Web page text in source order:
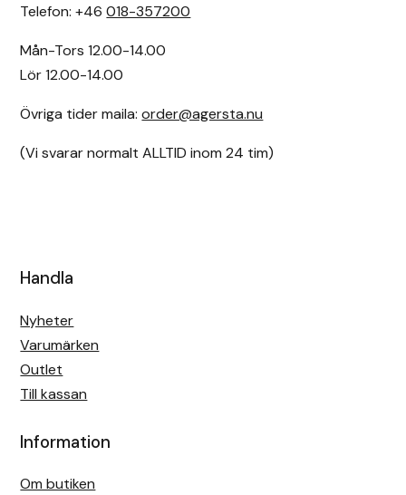
Telefon: +46018-357200
Mån-Tors 12.00-14.00
Lör 12.00-14.00
Övriga tider maila:order@agersta.nu
(Vi svarar normalt ALLTID inom 24 tim)
Handla
Nyheter
Varumärken
Outlet
Till kassan
Information
Om butiken